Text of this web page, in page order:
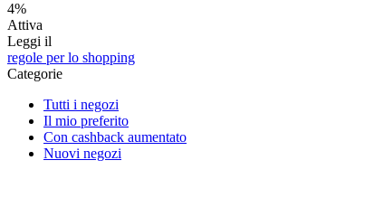
4%
Attiva
Leggi il
regole per lo shopping
Categorie
Tutti i negozi
Il mio preferito
Con cashback aumentato
Nuovi negozi